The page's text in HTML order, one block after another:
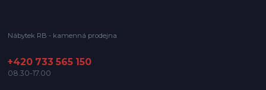
Nábytek RB - kamenná prodejna
+420 733 565 150
08.30-17.00